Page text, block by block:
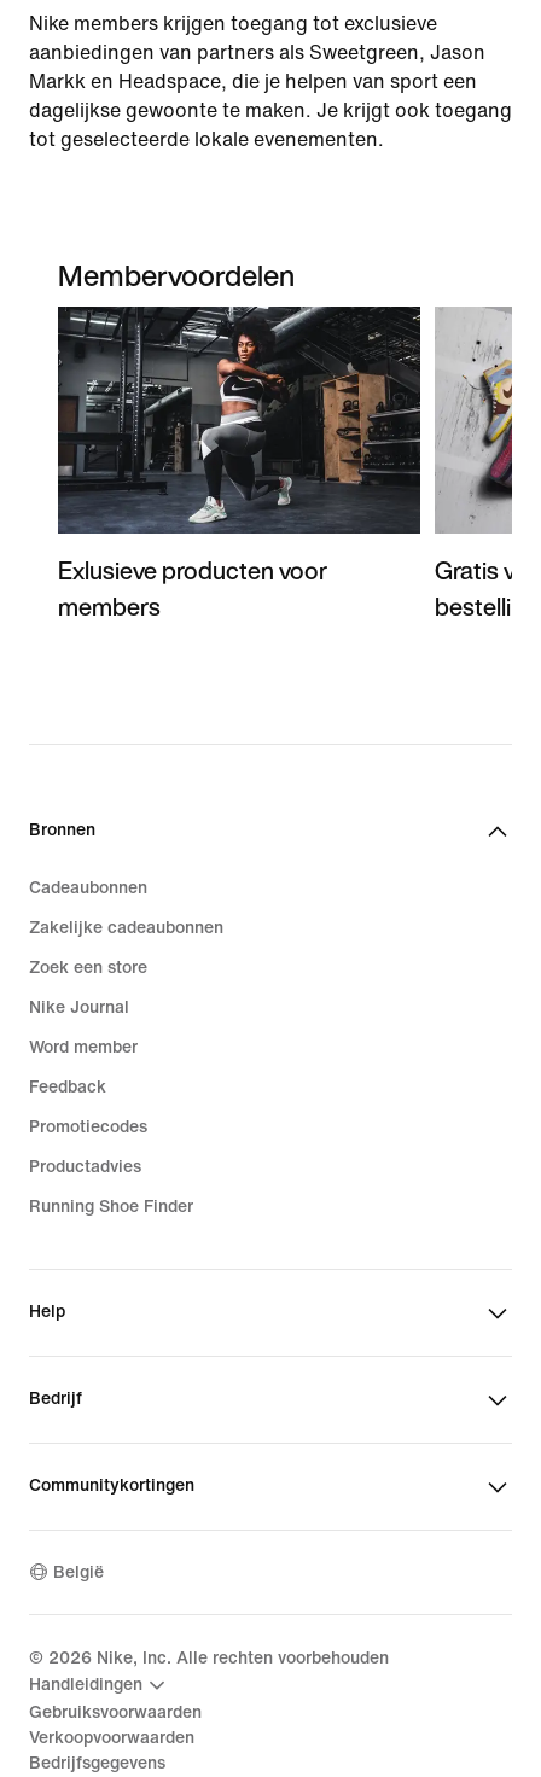
Nike members krijgen toegang tot exclusieve
aanbiedingen van partners als Sweetgreen, Jason
Markk en Headspace, die je helpen van sport een
dagelijkse gewoonte te maken. Je krijgt ook toegang
tot geselecteerde lokale evenementen.
Membervoordelen
Exlusieve producten voor
members
Gratis
Bronnen
Cadeaubonnen
Zakelijke cadeaubonnen
Zoek een store
Nike Journal
Word member
Feedback
Promotiecodes
Productadvies
Running Shoe Finder
Help
Bedrijf
Communitykortingen
België
© 2026 Nike, Inc. Alle rechten voorbehouden
Handleidingen
Gebruiksvoorwaarden
Verkoopvoorwaarden
Bedrijfsgegevens